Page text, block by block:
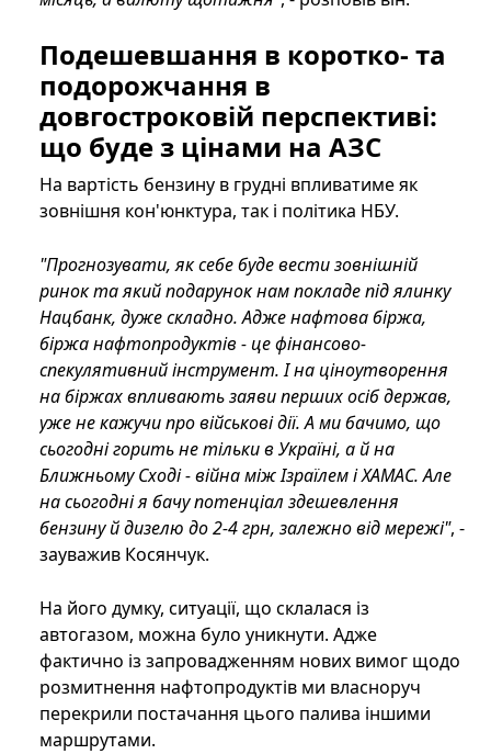
Подешевшання в коротко- та
подорожчання в
довгостроковій перспективі:
що буде з цінами на АЗС
На вартість бензину в грудні впливатиме як
зовнішня кон'юнктура, так і політика НБУ.
"Прогнозувати, як себе буде вести зовнішній
ринок та який подарунок нам покладе під ялинку
Нацбанк, дуже складно. Адже нафтова біржа,
біржа нафтопродуктів - це фінансово-
спекулятивний інструмент. І на ціноутворення
на біржах впливають заяви перших осіб держав,
уже не кажучи про військові дії. А ми бачимо, що
сьогодні горить не тільки в Україні, а й на
Ближньому Сході - війна між Ізраїлем і ХАМАС. Але
на сьогодні я бачу потенціал здешевлення
бензину й дизелю до 2-4 грн, залежно від мережі", -
зауважив Косянчук.
На його думку, ситуації, що склалася із
автогазом, можна було уникнути. Адже
фактично із запровадженням нових вимог щодо
розмитнення нафтопродуктів ми власноруч
перекрили постачання цього палива іншими
маршрутами.